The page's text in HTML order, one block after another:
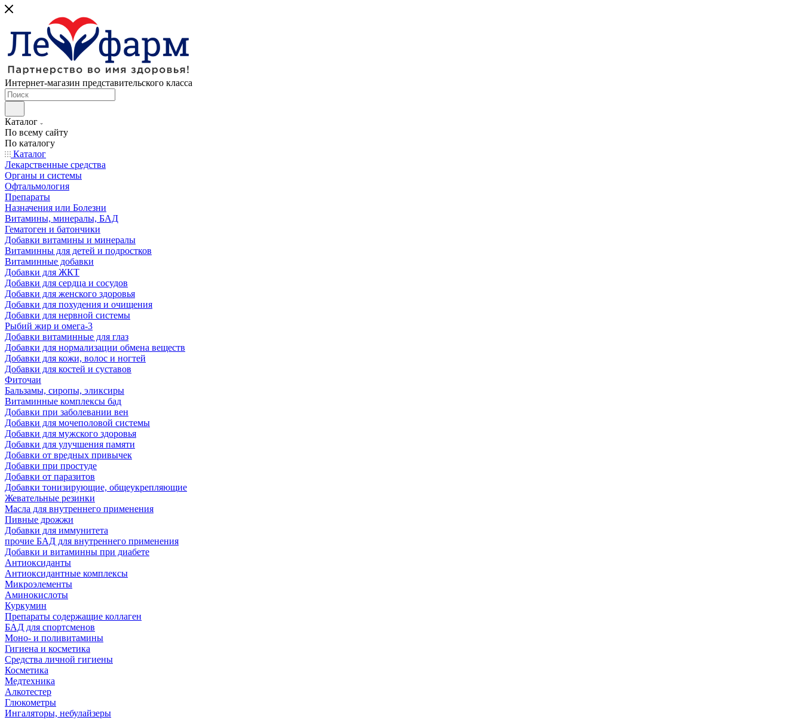
Интернет-магазин представительского класса
Каталог
По всему сайту
По каталогу
Каталог
Лекарственные средства
Органы и системы
Офтальмология
Препараты
Назначения или Болезни
Витамины, минералы, БАД
Гематоген и батончики
Добавки витамины и минералы
Витаминны для детей и подростков
Витаминные добавки
Добавки для ЖКТ
Добавки для сердца и сосудов
Добавки для женского здоровья
Добавки для похудения и очищения
Добавки для нервной системы
Рыбий жир и омега-3
Добавки витаминные для глаз
Добавки для нормализации обмена веществ
Добавки для кожи, волос и ногтей
Добавки для костей и суставов
Фиточаи
Бальзамы, сиропы, эликсиры
Витаминные комплексы бад
Добавки при заболевании вен
Добавки для мочеполовой системы
Добавки для мужского здоровья
Добавки для улучшения памяти
Добавки от вредных привычек
Добавки при простуде
Добавки от паразитов
Добавки тонизирующие, общеукрепляющие
Жевательные резинки
Масла для внутреннего применения
Пивные дрожжи
Добавки для иммунитета
прочие БАД для внутреннего применения
Добавки и витаминны при диабете
Антиоксиданты
Антиоксидантные комплексы
Микроэлементы
Аминокислоты
Куркумин
Препараты содержащие коллаген
БАД для спортсменов
Моно- и поливитамины
Гигиена и косметика
Средства личной гигиены
Косметика
Медтехника
Алкотестер
Глюкометры
Ингаляторы, небулайзеры